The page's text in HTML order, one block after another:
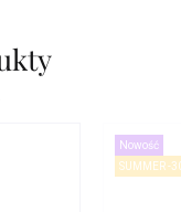
Nowość
SUMMER -